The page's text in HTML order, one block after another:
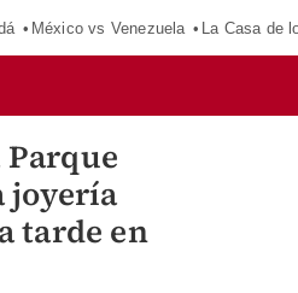
México vs Venezuela La Casa de
Parque
joyería
tarde en